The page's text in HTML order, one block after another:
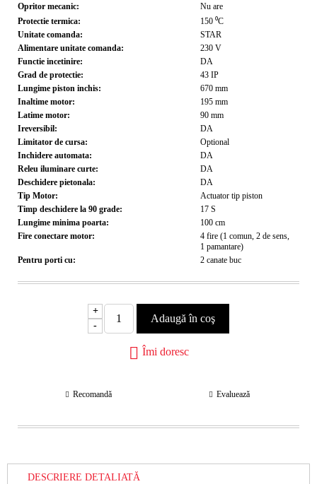
Opritor mecanic:
Nu are
Protectie termica:
150 ⁰C
Unitate comanda:
STAR
Alimentare unitate comanda:
230 V
Functie incetinire:
DA
Grad de protectie:
43 IP
Lungime piston inchis:
670 mm
Inaltime motor:
195 mm
Latime motor:
90 mm
Ireversibil:
DA
Limitator de cursa:
Optional
Inchidere automata:
DA
Releu iluminare curte:
DA
Deschidere pietonala:
DA
Tip Motor:
Actuator tip piston
Timp deschidere la 90 grade:
17 S
Lungime minima poarta:
100 cm
Fire conectare motor:
4 fire (1 comun, 2 de sens,
1 pamantare)
Pentru porti cu:
2 canate buc
+
-
Îmi doresc
Recomandă Evaluează
DESCRIERE DETALIATĂ